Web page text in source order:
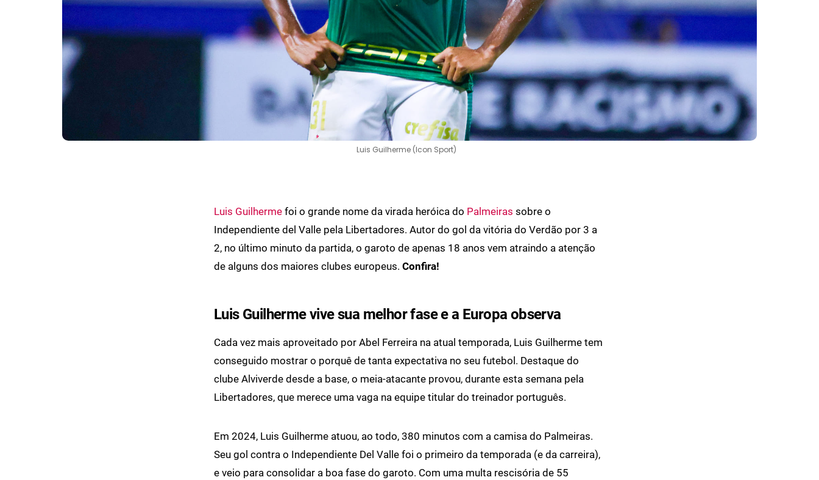
Luis Guilherme (Icon Sport)
Luis Guilherme foi o grande nome da virada heróica do Palmeiras sobre o
Independiente del Valle pela Libertadores. Autor do gol da vitória do Verdão por 3 a
2, no último minuto da partida, o garoto de apenas 18 anos vem atraindo a atenção
de alguns dos maiores clubes europeus. Confira!
Luis Guilherme vive sua melhor fase e a Europa observa
Cada vez mais aproveitado por Abel Ferreira na atual temporada, Luis Guilherme tem
conseguido mostrar o porquê de tanta expectativa no seu futebol. Destaque do
clube Alviverde desde a base, o meia-atacante provou, durante esta semana pela
Libertadores, que merece uma vaga na equipe titular do treinador português.
Em 2024, Luis Guilherme atuou, ao todo, 380 minutos com a camisa do Palmeiras.
Seu gol contra o Independiente Del Valle foi o primeiro da temporada (e da carreira),
e veio para consolidar a boa fase do garoto. Com uma multa rescisória de 55